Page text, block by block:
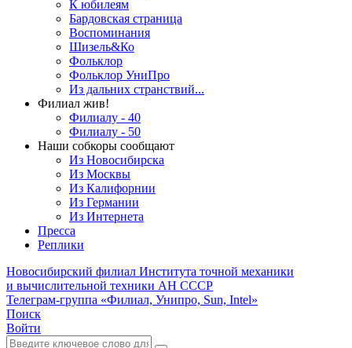
К юбилеям
Бардовская страница
Воспоминания
Шизель&Ко
Фольклор
Фольклор УниПро
Из дальних странствий...
Филиал жив!
Филиалу - 40
Филиалу - 50
Наши собкоры сообщают
Из Новосибирска
Из Москвы
Из Калифорнии
Из Германии
Из Интернета
Пресса
Реплики
Новосибирский филиал Института точной механики
и вычислительной техники АН СССР
Телеграм-группа «Филиал, Унипро, Sun, Intel»
Поиск
Войти